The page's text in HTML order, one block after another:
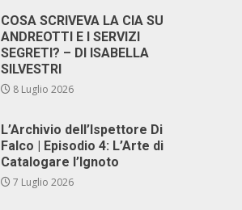
COSA SCRIVEVA LA CIA SU
ANDREOTTI E I SERVIZI
SEGRETI? – DI ISABELLA
SILVESTRI
8 Luglio 2026
L’Archivio dell’Ispettore Di
Falco | Episodio 4: L’Arte di
Catalogare l’Ignoto
7 Luglio 2026